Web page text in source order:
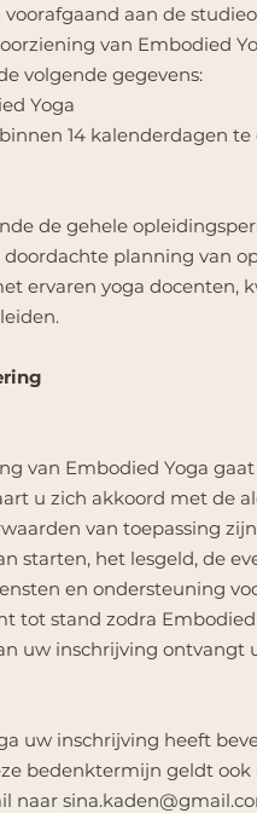
aan de
van Embodied
volgende gegevens:
Yoga
14 kalenderdagen
de gehele
planning van
ervaren yoga docenten,
van Embodied Yoga
u zich akkoord met de
van toepassing
starten, het lesgeld, de
en ondersteuning
tot stand zodra
uw inschrijving
uw inschrijving heeft
bedenktermijn geldt
naar